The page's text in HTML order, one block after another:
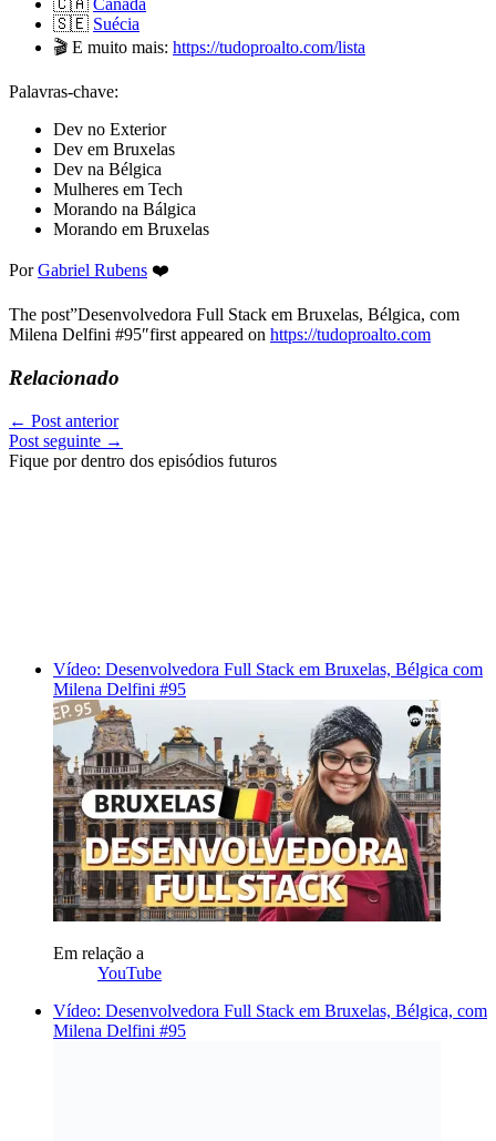
🇨🇦 Canadá
🇸🇪 Suécia
🎬 E muito mais: https://tudoproalto.com/lista
Palavras-chave:
Dev no Exterior
Dev em Bruxelas
Dev na Bélgica
Mulheres em Tech
Morando na Bálgica
Morando em Bruxelas
PorGabriel Rubens ❤️
The post”Desenvolvedora Full Stack em Bruxelas, Bélgica, com
Milena Delfini #95″first appeared on https://tudoproalto.com
Relacionado
← Post anterior
Post seguinte →
Fique por dentro dos episódios futuros
Vídeo: Desenvolvedora Full Stack em Bruxelas, Bélgica com
Milena Delfini #95
Em relação a
YouTube
Vídeo: Desenvolvedora Full Stack em Bruxelas, Bélgica, com
Milena Delfini #95